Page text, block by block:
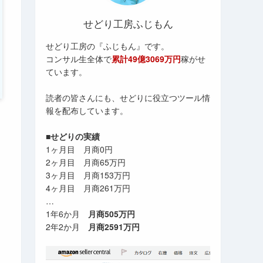
せどり工房ふじもん
せどり工房の『ふじもん』です。
コンサル生全体で累計49億3069万円稼がせ
ています。
読者の皆さんにも、せどりに役立つツール情
報を配布しています。
■せどりの実績
1ヶ月目 月商0円
2ヶ月目 月商65万円
3ヶ月目 月商153万円
4ヶ月目 月商261万円
…
1年6か月 月商505万円
2年2か月 月商2591万円